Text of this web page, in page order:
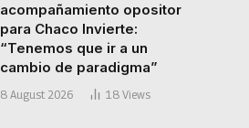
acompañamiento opositor
para Chaco Invierte:
“Tenemos que ir a un
cambio de paradigma”
8 August 2026 18 Views